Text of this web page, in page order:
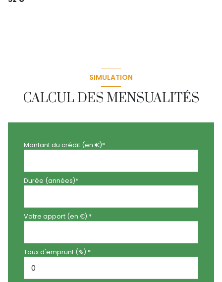
SIMULATION
CALCUL DES MENSUALITÉS
Montant du crédit (en €)*
Durée (années)*
Votre apport (en €) *
Taux d'emprunt (%) *